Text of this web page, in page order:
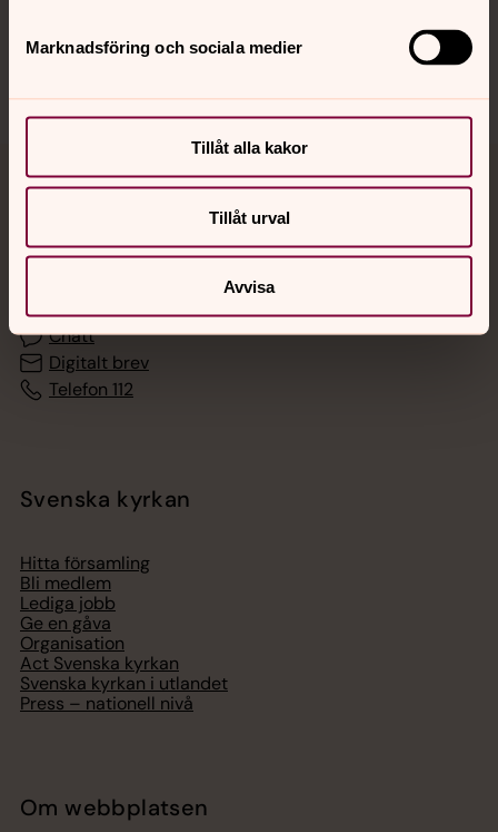
Marknadsföring och sociala medier
Tillåt alla kakor
Tillåt urval
Avvisa
Jourhavande präst
Akut samtals- och krisstöd. Prata eller chatta anonymt
Chatt
Digitalt brev
Telefon 112
Svenska kyrkan
Hitta församling
Bli medlem
Lediga jobb
Ge en gåva
Organisation
Act Svenska kyrkan
Svenska kyrkan i utlandet
Press – nationell nivå
Om webbplatsen